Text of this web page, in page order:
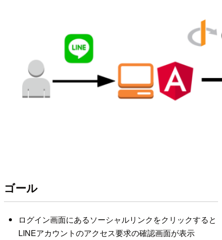
ゴール
ログイン画面にあるソーシャルリンクをクリックすると
LINEアカウントのアクセス要求の確認画面が表示